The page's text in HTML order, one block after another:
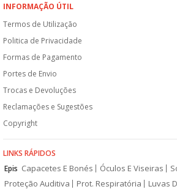
INFORMAÇÃO ÚTIL
Termos de Utilização
Politica de Privacidade
Formas de Pagamento
Portes de Envio
Trocas e Devoluções
Reclamações e Sugestões
Copyright
LINKS RÁPIDOS
Epis Capacetes E Bonés Óculos E Viseiras
Proteção Auditiva
Prot. Respiratória
Luvas